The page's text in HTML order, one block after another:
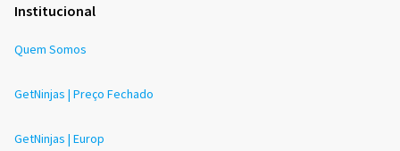
Institucional
Quem Somos
GetNinjas | Preço Fechado
GetNinjas | Europ